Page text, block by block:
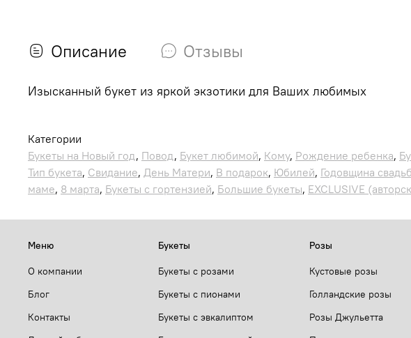
Описание Отзывы
Изысканный букет из яркой экзотики для Ваших любимых
Категории
Букеты на Новый год, Повод, Букет любимой, Кому, Рождение ребенка,
Тип букета, Свидание, День Матери, В подарок, Юбилей, Годовщина
маме, 8 марта, Букеты с гортензией, Большие букеты, EXCLUSIVE
Меню
О компании
Блог
Контакты
Букеты
Букеты с розами
Букеты с пионами
Букеты с эвкалиптом
Розы
Кустовые розы
Голландские розы
Розы Джульетта